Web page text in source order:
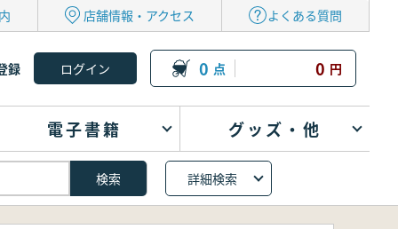
店舗情報・アクセス よくある質問
録 0 点 0 円
電子書籍 グッズ・他
詳細検索